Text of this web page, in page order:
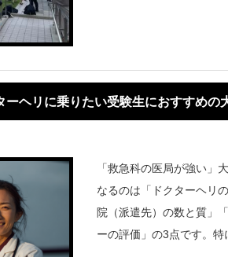
ーヘリに乗りたい受験生におすすめの
「救急科の医局が強い」
なるのは「ドクターヘリ
院（派遣先）の数と質」
ーの評価」の3点です。特